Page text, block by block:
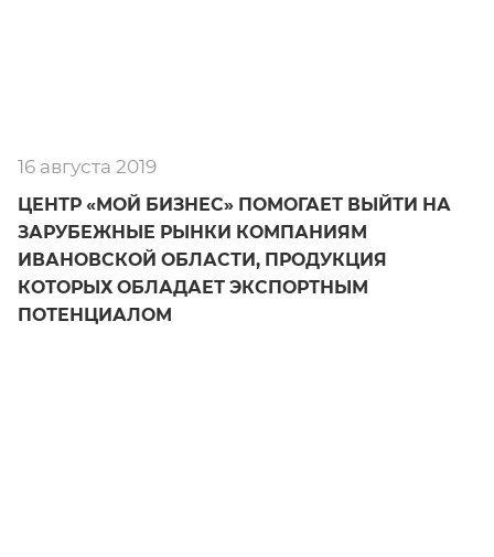
16 августа 2019
ЦЕНТР «МОЙ БИЗНЕС» ПОМОГАЕТ ВЫЙТИ НА
ЗАРУБЕЖНЫЕ РЫНКИ КОМПАНИЯМ
ИВАНОВСКОЙ ОБЛАСТИ, ПРОДУКЦИЯ
КОТОРЫХ ОБЛАДАЕТ ЭКСПОРТНЫМ
ПОТЕНЦИАЛОМ